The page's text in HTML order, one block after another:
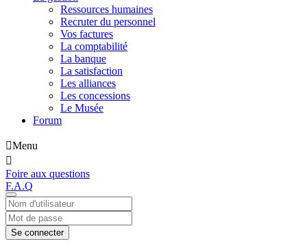
Ressources humaines
Recruter du personnel
Vos factures
La comptabilité
La banque
La satisfaction
Les alliances
Les concessions
Le Musée
Forum
Menu
Foire aux questions
F.A.Q
Se connecter